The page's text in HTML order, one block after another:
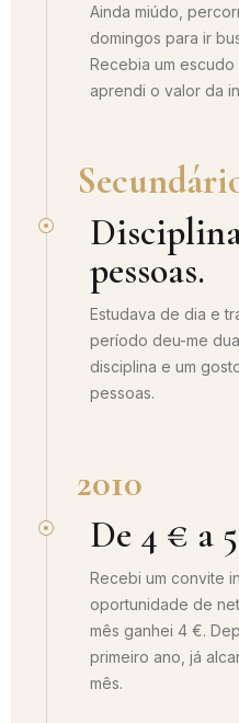
Ainda miúdo,
domingos para ir
Recebia um
aprendi o valor da
pessoas.
Estudava de dia e
período deu-me
disciplina e um
pessoas.
2010
De 4 € a
Recebi um convite
oportunidade de
mês ganhei 4 €.
primeiro ano, já
mês.